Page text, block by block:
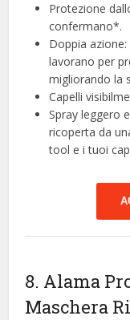
Protezione
confermano*.
Doppia
lavorano per
migliorando la
Capelli
Spray leggero
ricoperta da
tool e i tuoi
8. Alama
Maschera